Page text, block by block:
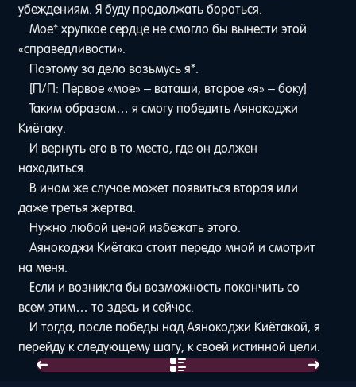
убеждениям. Я буду продолжать бороться.
Мое* хрупкое сердце не смогло бы вынести этой
«справедливости».
Поэтому за дело возьмусь я*.
[П/П: Первое «мое» – ваташи, второе «я» – боку]
Таким образом… я смогу победить Аянокоджи
Киётаку.
И вернуть его в то место, где он должен
находиться.
В ином же случае может появиться вторая или
даже третья жертва.
Нужно любой ценой избежать этого.
Аянокоджи Киётака стоит передо мной и смотрит
на меня.
Если и возникла бы возможность покончить со
всем этим… то здесь и сейчас.
И тогда, после победы над Аянокоджи Киётакой, я
перейду к следующему шагу, к своей истинной цели.